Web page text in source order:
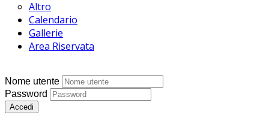
Altro
Calendario
Gallerie
Area Riservata
Nome utente
Password
Accedi